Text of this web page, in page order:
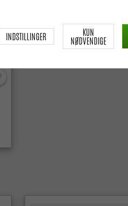
INDSTILLINGER KUN
NØDVENDIGE